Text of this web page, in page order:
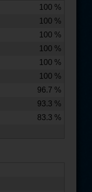
100 %
100 %
100 %
100 %
100 %
100 %
96.7 %
93.3 %
83.3 %